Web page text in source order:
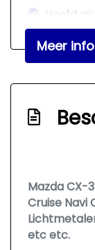
Hoofd
Hoofd
Keyless
Zij
Meer
Mazda CX-
Cruise Navi
etc etc.